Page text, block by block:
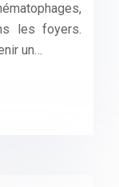
les foyers.
un…